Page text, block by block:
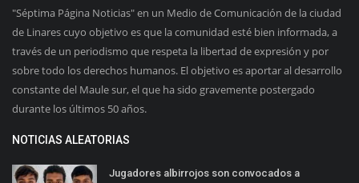
"Séptima Página Noticias" en un Medio de Comunicación de la ciudad
de Linares cuyo objetivo es que la comunidad esté bien informada, a
través de un periodismo que respeta la libertad de expresión y por
sobre todo los derechos humanos. El objetivo es aportar al desarrollo
constante del Maule sur, el que ha sido gravemente postergado
durante los últimos 50 años.
NOTICIAS ALEATORIAS
Jugadores albirrojos son convocados a